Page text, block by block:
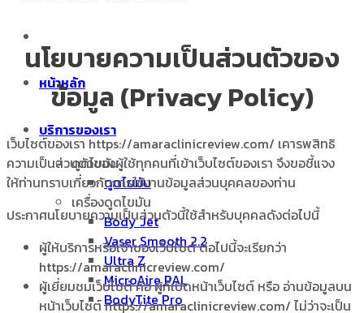
หน้าหลัก
บริการของเรา
ดูดไขมัน
ดูดไขมัน
เครื่องดูดไขมัน
Body Jet
Vaser Smooth 2.2
Ultra Z
MicroAire PAL
BodyTite Pro
นโยบายความเป็นส่วนตัวของ
ข้อมูล (Privacy Policy)
เว็บไซต์ของเรา https://amaraclinicreview.com/ เคารพสิทธิ
ความเป็นส่วนตัวของผู้ใช้ทุกคนที่เข้าเว็บไซต์ของเรา จึงขอชี้แจง
ให้ท่านทราบเกี่ยวกับการใช้งานข้อมูลส่วนบุคคลของท่าน
ประกาศนโยบายความเป็นส่วนตัวนี้ใช้สำหรับบุคคลดังต่อไปนี้
ผู้ให้บริการหรือเจ้าของเว็บไซต์ ต่อไปนี้จะเรียกว่า
https://amaraclinicreview.com/
ผู้เยี่ยมชมเว็บไซต์ คือ ผู้ที่เปิดหน้าเว็บไซต์ หรือ อ่านข้อมูลบน
หน้าเว็บไซต์ https://amaraclinicreview.com/ ไม่ว่าจะเป็น